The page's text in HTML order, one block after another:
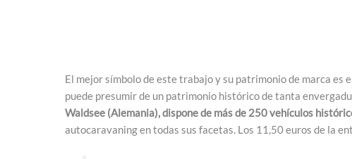
El mejor símbolo de este trabajo y su patrimonio de marca es
puede presumir de un patrimonio histórico de tanta
Waldsee (Alemania), dispone de más de 250 vehículos
autocaravaning en todas sus facetas. Los 11,50 euros de la